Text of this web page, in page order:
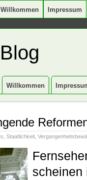
Willkommen Impressum
Willkommen
Staatlichkeit
scheinen